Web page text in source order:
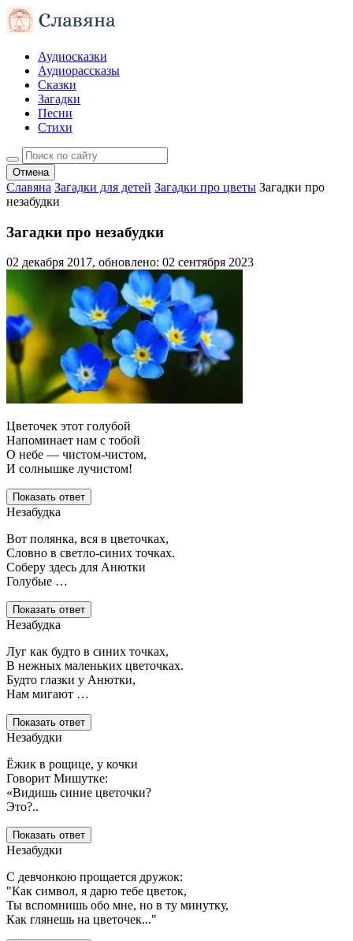
Аудиосказки
Аудиорассказы
Сказки
Загадки
Песни
Стихи
Отмена
Славяна Загадки для детей Загадки про цветы Загадки про
незабудки
Загадки про незабудки
02 декабря 2017, обновлено: 02 сентября 2023
Цветочек этот голубой
Напоминает нам с тобой
О небе — чистом-чистом,
И солнышке лучистом!
Показать ответ
Незабудка
Вот полянка, вся в цветочках,
Словно в светло-синих точках.
Соберу здесь для Анютки
Голубые …
Показать ответ
Незабудка
Луг как будто в синих точках,
В нежных маленьких цветочках.
Будто глазки у Анютки,
Нам мигают …
Показать ответ
Незабудки
Ёжик в рощице, у кочки
Говорит Мишутке:
«Видишь синие цветочки?
Это?..
Показать ответ
Незабудки
С девчонкою прощается дружок:
"Как символ, я дарю тебе цветок,
Ты вспомнишь обо мне, но в ту минутку,
Как глянешь на цветочек..."